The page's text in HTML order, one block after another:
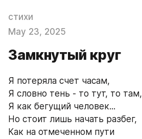
стихи
May 23, 2025
Замкнутый круг
Я потеряла счет часам,
Я словно тень - то тут, то там,
Я как бегущий человек...
Но стоит лишь начать разбег,
Как на отмеченном пути